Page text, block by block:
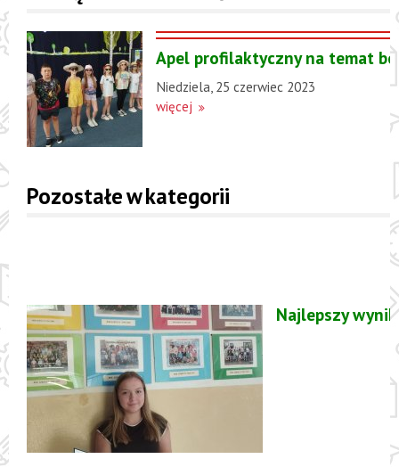
Apel profilaktyczny na temat
Niedziela, 25 czerwiec 2023
więcej
Pozostałe w kategorii
Najlepszy